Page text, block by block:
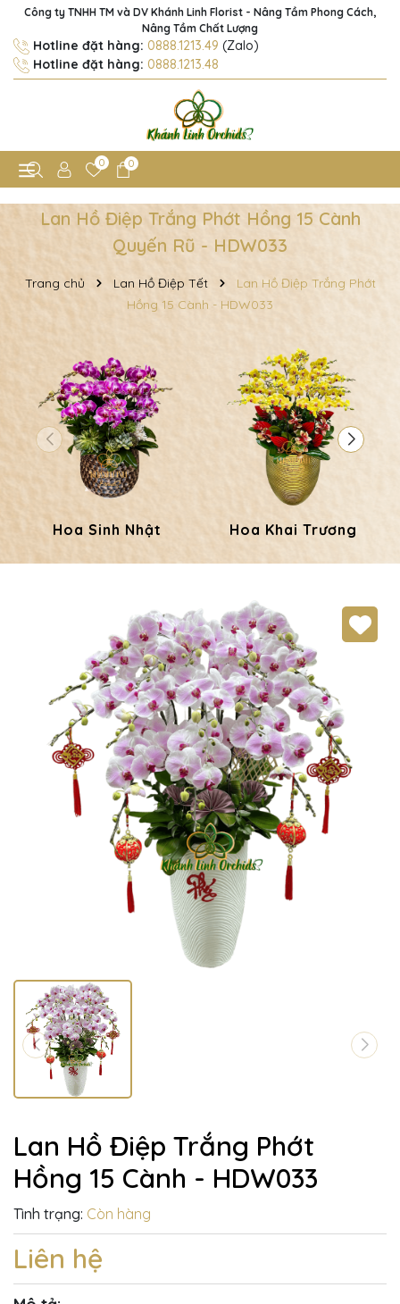
Công ty TNHH TM và DV Khánh Linh Florist - Nâng Tầm Phong Cách,
Nâng Tầm Chất Lượng
Hotline đặt hàng: 0888.1213.49 (Zalo)
Hotline đặt hàng: 0888.1213.48
0 0
Lan Hồ Điệp Trắng Phớt Hồng 15 Cành
Quyến Rũ - HDW033
Trang chủ Lan Hồ Điệp Tết
Lan Hồ Điệp Trắng Phớt
Hồng 15 Cành - HDW033
Hoa Sinh Nhật Hoa Khai Trương
Lan Hồ Điệp Trắng Phớt
Hồng 15 Cành - HDW033
Tình trạng: Còn hàng
Liên hệ